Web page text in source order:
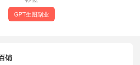
GPT生图副业
铺